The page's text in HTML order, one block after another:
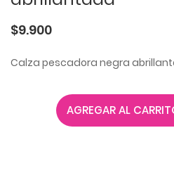
$9.900
Calza pescadora negra
AGREGAR AL